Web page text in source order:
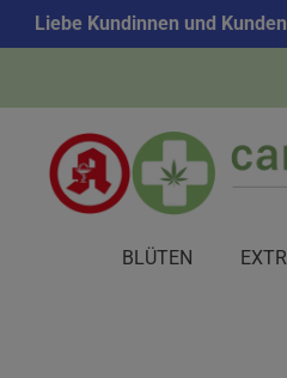
Liebe Kundinnen und
BLÜTEN